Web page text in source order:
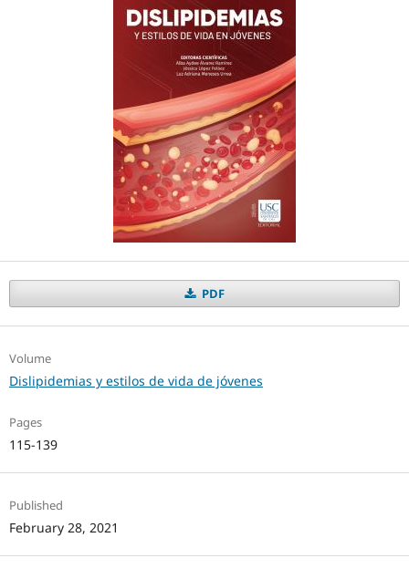
PDF
Volume
Dislipidemias y estilos de vida de jóvenes
Pages
115-139
Published
February 28, 2021